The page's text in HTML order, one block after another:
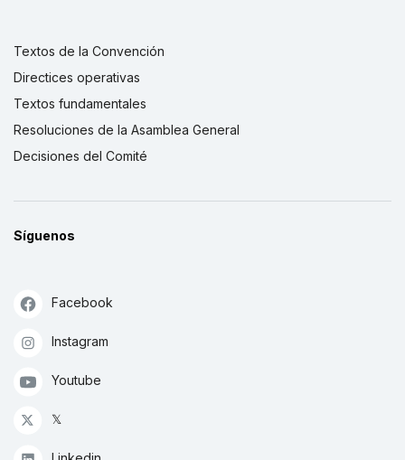
Textos de la Convención
Directices operativas
Textos fundamentales
Resoluciones de la Asamblea General
Decisiones del Comité
Síguenos
Facebook
Instagram
Youtube
𝕏